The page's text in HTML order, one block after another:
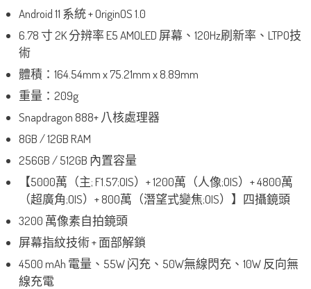
Android 11 系統 + OriginOS 1.0
6.78 寸 2K 分辨率 E5 AMOLED 屏幕、120Hz刷新率、LTPO技
術
體積：164.54mm x 75.21mm x 8.89mm
重量：209g
Snapdragon 888+ 八核處理器
8GB / 12GB RAM
256GB / 512GB 內置容量
【5000萬（主; F1.57;OIS）+ 1200萬（人像;OIS）+ 4800萬
（超廣角;OIS）+ 800萬（潛望式變焦;OIS）】四攝鏡頭
3200 萬像素自拍鏡頭
屏幕指紋技術 + 面部解鎖
4500 mAh 電量、55W 闪充、50W無線閃充、10W 反向無
線充電